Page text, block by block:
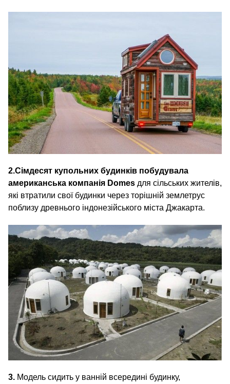
2.Сімдесят купольних будинків побудувала
американська компанія Domes для сільських жителів,
які втратили свої будинки через торішній землетрус
поблизу древнього індонезійського міста Джакарта.
3. Модель сидить у ванній всередині будинку,